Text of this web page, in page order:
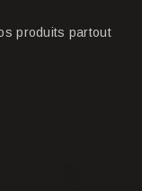
produits partout